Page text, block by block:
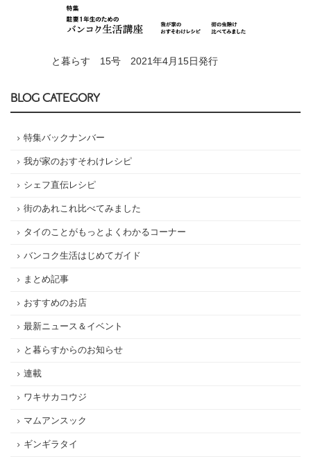
と暮らす 15号 2021年4月15日発行
BLOG CATEGORY
特集バックナンバー
我が家のおすそわけレシピ
シェフ直伝レシピ
街のあれこれ比べてみました
タイのことがもっとよくわかるコーナー
バンコク生活はじめてガイド
まとめ記事
おすすめのお店
最新ニュース＆イベント
と暮らすからのお知らせ
連載
ワキサカコウジ
マムアンスック
ギンギラタイ